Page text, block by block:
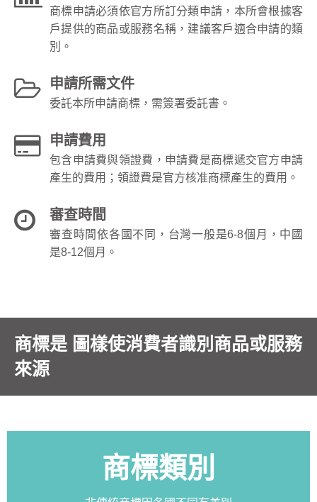
商標申請必須依官方所訂分類申請，本所會根據客
戶提供的商品或服務名稱，建議客戶適合申請的類
別。
申請所需文件
委託本所申請商標，需簽署委託書。
申請費用
包含申請費與領證費，申請費是商標遞交官方申請
產生的費用；領證費是官方核准商標產生的費用。
審查時間
審查時間依各國不同，台灣一般是6-8個月，中國
是8-12個月。
商標是 圖樣使消費者識別商品或服務
來源
商標類別